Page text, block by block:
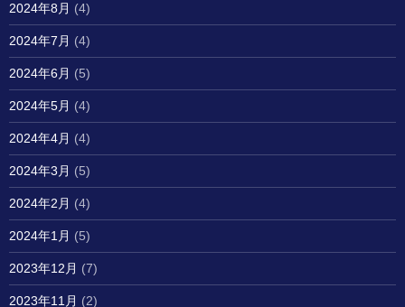
2024年8月 (4)
2024年7月 (4)
2024年6月 (5)
2024年5月 (4)
2024年4月 (4)
2024年3月 (5)
2024年2月 (4)
2024年1月 (5)
2023年12月 (7)
2023年11月 (2)